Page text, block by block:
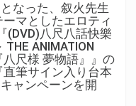
なった、叙火先生
マとしたエロティ
(DVD)八尺八話快樂
ANIMATION
八尺様 夢物語』』の
筆サイン入り台本
ャンペーンを開